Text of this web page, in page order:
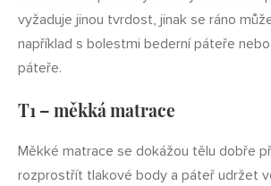
vyžaduje jinou tvrdost, jinak se ráno
například s bolestmi bederní páteře
páteře.
T1 – měkká matrace
Měkké matrace se dokážou tělu dobře
rozprostřít tlakové body a páteř udržet